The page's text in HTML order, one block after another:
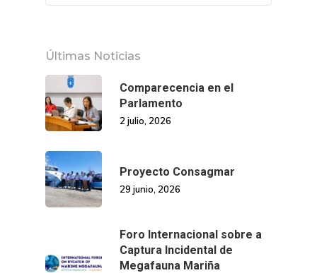
Últimas Noticias
Comparecencia en el
Parlamento
2 julio, 2026
Proyecto Consagmar
29 junio, 2026
Foro Internacional sobre a
Captura Incidental de
Megafauna Mariña